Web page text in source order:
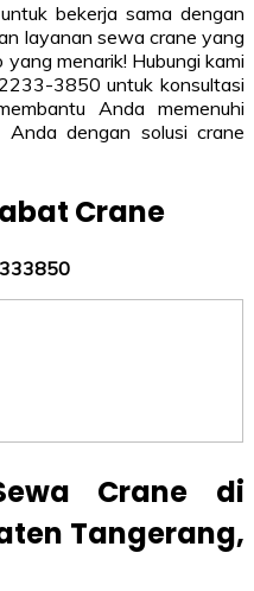
bekerja sama dengan
layanan sewa crane yang
menarik! Hubungi kami
3850 untuk konsultasi
Anda memenuhi
Anda dengan solusi crane
Crane
Crane di
Tangerang,